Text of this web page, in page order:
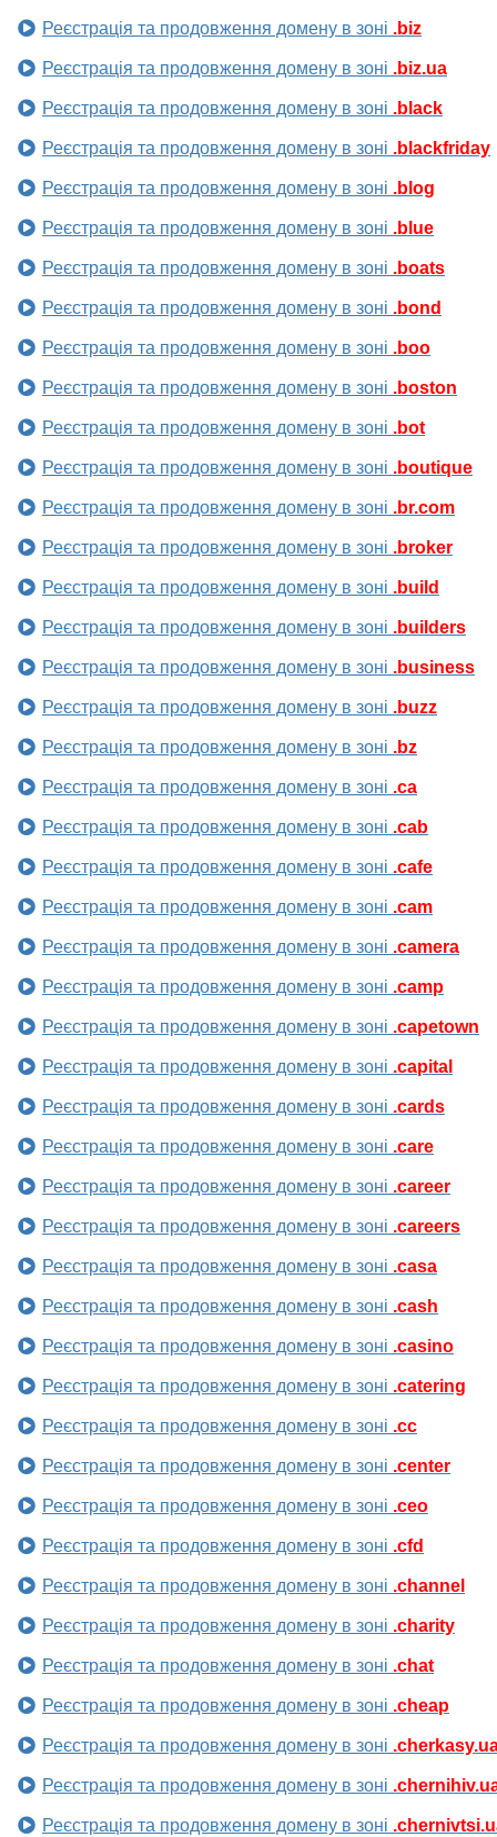
Реєстрація та продовження домену в зоні .biz
Реєстрація та продовження домену в зоні .biz.ua
Реєстрація та продовження домену в зоні .black
Реєстрація та продовження домену в зоні .blackfriday
Реєстрація та продовження домену в зоні .blog
Реєстрація та продовження домену в зоні .blue
Реєстрація та продовження домену в зоні .boats
Реєстрація та продовження домену в зоні .bond
Реєстрація та продовження домену в зоні .boo
Реєстрація та продовження домену в зоні .boston
Реєстрація та продовження домену в зоні .bot
Реєстрація та продовження домену в зоні .boutique
Реєстрація та продовження домену в зоні .br.com
Реєстрація та продовження домену в зоні .broker
Реєстрація та продовження домену в зоні .build
Реєстрація та продовження домену в зоні .builders
Реєстрація та продовження домену в зоні .business
Реєстрація та продовження домену в зоні .buzz
Реєстрація та продовження домену в зоні .bz
Реєстрація та продовження домену в зоні .ca
Реєстрація та продовження домену в зоні .cab
Реєстрація та продовження домену в зоні .cafe
Реєстрація та продовження домену в зоні .cam
Реєстрація та продовження домену в зоні .camera
Реєстрація та продовження домену в зоні .camp
Реєстрація та продовження домену в зоні .capetown
Реєстрація та продовження домену в зоні .capital
Реєстрація та продовження домену в зоні .cards
Реєстрація та продовження домену в зоні .care
Реєстрація та продовження домену в зоні .career
Реєстрація та продовження домену в зоні .careers
Реєстрація та продовження домену в зоні .casa
Реєстрація та продовження домену в зоні .cash
Реєстрація та продовження домену в зоні .casino
Реєстрація та продовження домену в зоні .catering
Реєстрація та продовження домену в зоні .cc
Реєстрація та продовження домену в зоні .center
Реєстрація та продовження домену в зоні .ceo
Реєстрація та продовження домену в зоні .cfd
Реєстрація та продовження домену в зоні .channel
Реєстрація та продовження домену в зоні .charity
Реєстрація та продовження домену в зоні .chat
Реєстрація та продовження домену в зоні .cheap
Реєстрація та продовження домену в зоні
Реєстрація та продовження домену в зоні
Реєстрація та продовження домену в зоні